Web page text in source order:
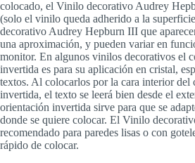
colocado, el Vinilo decorativo Audrey
(solo el vinilo queda adherido a la
decorativo Audrey Hepburn III que
una aproximación, y pueden variar en
monitor. En algunos vinilos decorativos el
invertida es para su aplicación en cristal,
textos. Al colocarlos por la cara interior del
invertida, el texto se leerá bien desde el
orientación invertida sirve para que se
donde se quiere colocar. El Vinilo
recomendado para paredes lisas o con
rápido de colocar.